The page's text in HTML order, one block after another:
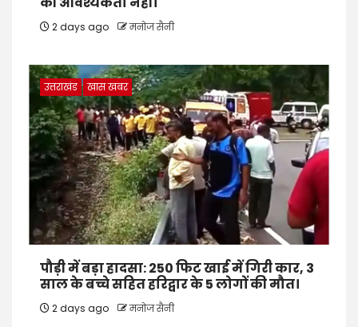
2 days ago मनोज सैनी
उत्तराखंड खास खबर
पौड़ी में बड़ा हादसा: 250 फिट खाई में गिरी कार, 3
साल के बच्चे सहित हरिद्वार के 5 लोगों की मौत।
2 days ago मनोज सैनी